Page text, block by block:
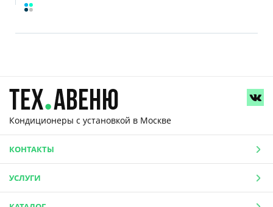
Кондиционеры с установкой в Москве
КОНТАКТЫ
УСЛУГИ